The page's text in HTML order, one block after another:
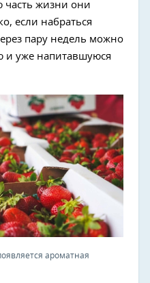
часть жизни они
если набраться
пару недель можно
и уже напитавшуюся
ароматная